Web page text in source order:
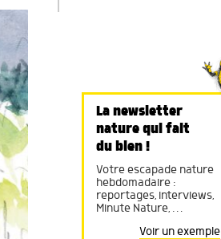
La newsletter
nature qui fait
du bien !
Votre escapade nature
hebdomadaire :
reportages, interviews,
Minute Nature, …
Voir un exemple